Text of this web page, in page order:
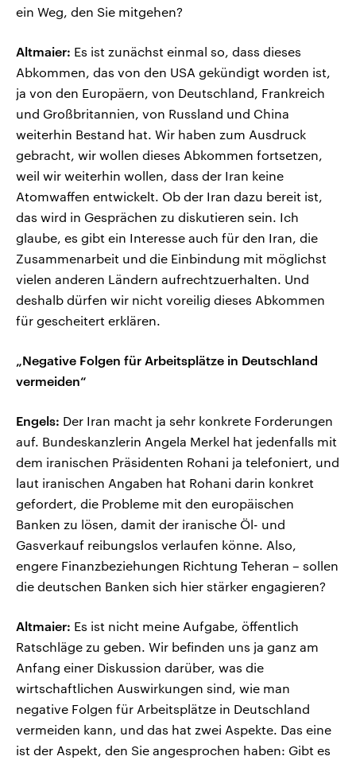
ein Weg, den Sie mitgehen?
Altmaier: Es ist zunächst einmal so, dass dieses
Abkommen, das von den USA gekündigt worden ist,
ja von den Europäern, von Deutschland, Frankreich
und Großbritannien, von Russland und China
weiterhin Bestand hat. Wir haben zum Ausdruck
gebracht, wir wollen dieses Abkommen fortsetzen,
weil wir weiterhin wollen, dass der Iran keine
Atomwaffen entwickelt. Ob der Iran dazu bereit ist,
das wird in Gesprächen zu diskutieren sein. Ich
glaube, es gibt ein Interesse auch für den Iran, die
Zusammenarbeit und die Einbindung mit möglichst
vielen anderen Ländern aufrechtzuerhalten. Und
deshalb dürfen wir nicht voreilig dieses Abkommen
für gescheitert erklären.
„Negative Folgen für Arbeitsplätze in Deutschland
vermeiden“
Engels: Der Iran macht ja sehr konkrete Forderungen
auf. Bundeskanzlerin Angela Merkel hat jedenfalls mit
dem iranischen Präsidenten Rohani ja telefoniert, und
laut iranischen Angaben hat Rohani darin konkret
gefordert, die Probleme mit den europäischen
Banken zu lösen, damit der iranische Öl- und
Gasverkauf reibungslos verlaufen könne. Also,
engere Finanzbeziehungen Richtung Teheran – sollen
die deutschen Banken sich hier stärker engagieren?
Altmaier: Es ist nicht meine Aufgabe, öffentlich
Ratschläge zu geben. Wir befinden uns ja ganz am
Anfang einer Diskussion darüber, was die
wirtschaftlichen Auswirkungen sind, wie man
negative Folgen für Arbeitsplätze in Deutschland
vermeiden kann, und das hat zwei Aspekte. Das eine
ist der Aspekt, den Sie angesprochen haben: Gibt es